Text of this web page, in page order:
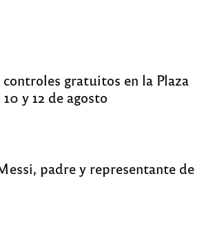
controles gratuitos en la Plaza
y 12 de agosto
padre y representante de